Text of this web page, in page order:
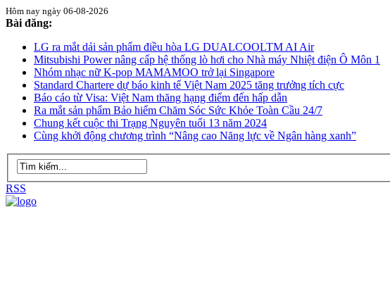
Hôm nay ngày 06-08-2026
Bài đăng:
LG ra mắt dải sản phẩm điều hòa LG DUALCOOLTM AI Air
Mitsubishi Power nâng cấp hệ thống lò hơi cho Nhà máy Nhiệt điện Ô Môn 1
Nhóm nhạc nữ K-pop MAMAMOO trở lại Singapore
Standard Chartere dự báo kinh tế Việt Nam 2025 tăng trưởng tích cực
Báo cáo từ Visa: Việt Nam thăng hạng điểm đến hấp dẫn
Ra mắt sản phẩm Bảo hiểm Chăm Sóc Sức Khỏe Toàn Cầu 24/7
Chung kết cuộc thi Trạng Nguyên tuổi 13 năm 2024
Cùng khởi động chương trình “Nâng cao Năng lực về Ngân hàng xanh”
RSS